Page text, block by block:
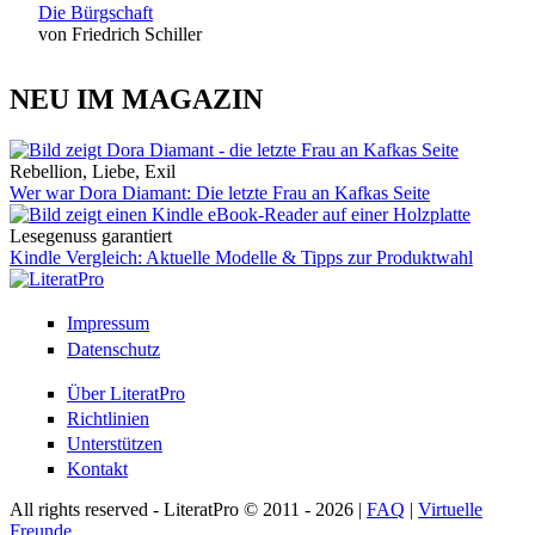
Die Bürgschaft
von Friedrich Schiller
NEU IM MAGAZIN
Rebellion, Liebe, Exil
Wer war Dora Diamant: Die letzte Frau an Kafkas Seite
Lesegenuss garantiert
Kindle Vergleich: Aktuelle Modelle & Tipps zur Produktwahl
Impressum
Datenschutz
Über LiteratPro
Richtlinien
Unterstützen
Kontakt
All rights reserved - LiteratPro © 2011 - 2026 | FAQ | Virtuelle